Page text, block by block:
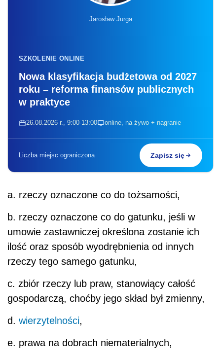
Jarosław Jurga
SZKOLENIE ONLINE
Nowa klasyfikacja budżetowa od 2027
roku – reforma finansów publicznych
w praktyce
26.08.2026 r., 9:00-13:00 online, na żywo + nagranie
Liczba miejsc ograniczona Zapisz się
a. rzeczy oznaczone co do tożsamości,
b. rzeczy oznaczone co do gatunku, jeśli w
umowie zastawniczej określona zostanie ich
ilość oraz sposób wyodrębnienia od innych
rzeczy tego samego gatunku,
c. zbiór rzeczy lub praw, stanowiący całość
gospodarczą, choćby jego skład był zmienny,
d. wierzytelności,
e. prawa na dobrach niematerialnych,